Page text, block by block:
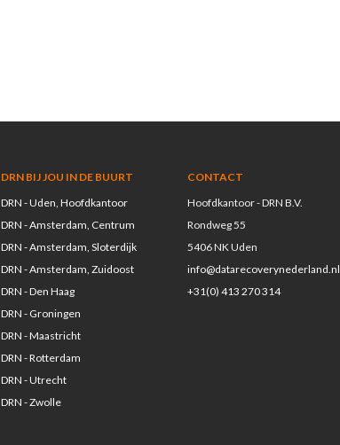
DRN BIJ JOU IN DE BUURT
DRN - Uden, Hoofdkantoor
DRN - Amsterdam, Centrum
DRN - Amsterdam, Sloterdijk
DRN - Amsterdam, Zuidoost
DRN - Den Haag
DRN - Groningen
DRN - Maastricht
DRN - Rotterdam
DRN - Utrecht
DRN - Zwolle
CONTACT
Hoofdkantoor - DRN B.V.
Rondweg 55
5406 NK Uden
info@datarecoverynederland.nl
+31(0) 413 270 314